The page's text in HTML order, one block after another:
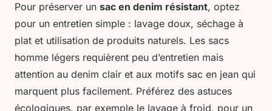
Pour préserver un sac en denim résistant, optez
pour un entretien simple : lavage doux, séchage à
plat et utilisation de produits naturels. Les sacs
homme légers requièrent peu d’entretien mais
attention au denim clair et aux motifs sac en jean qui
marquent plus facilement. Préférez des astuces
écologiques, par exemple le lavage à froid, pour un